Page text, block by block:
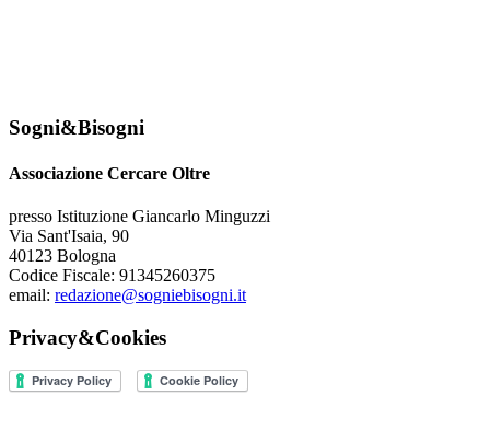
Sogni&Bisogni
Associazione Cercare Oltre
presso Istituzione Giancarlo Minguzzi
Via Sant'Isaia, 90
40123 Bologna
Codice Fiscale: 91345260375
email: redazione@sogniebisogni.it
Privacy&Cookies